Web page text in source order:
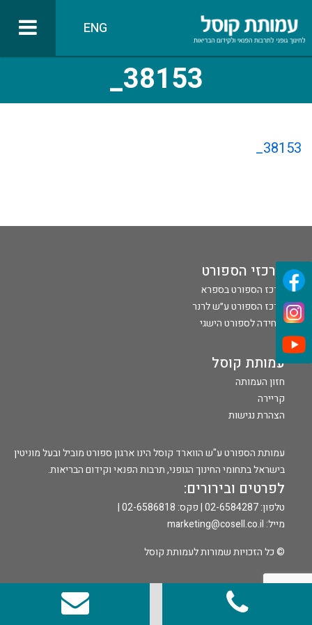
ENG
38153_
38153_
מרכזי הספורט
מרכז הספורט בספרא
מרכז הספורט ע״ש לרנר
היחידה לספורט הישגי
עמותת קוסל
חזון העמותה
קריירה
הצהרת נגישות
עמותת הספורט ע"ש הווארד קוסל הינו ארגון ספורט מוביל ובעל מוניטין
בישראל בתחומי החינוך הגופני, תרבות הפנאי וקידום הבריאות.
לפרטים ובירורים:
טלפון: 02-6584287 | פקס: 02-6586818 |
מייל: marketing@cosell.co.il
© כל הזכויות שמורות לעמותת קוסל